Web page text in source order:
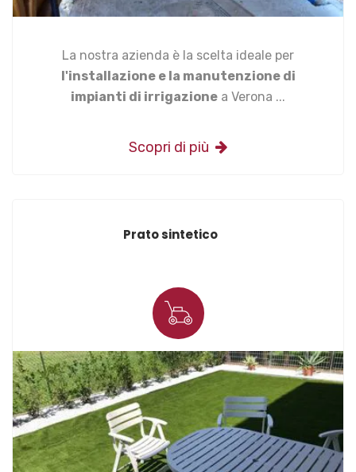
La nostra azienda è la scelta ideale per
l'installazione e la manutenzione di
impianti di irrigazione a Verona ...
Scopri di più
Prato sintetico